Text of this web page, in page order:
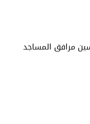
مرافق المساجد